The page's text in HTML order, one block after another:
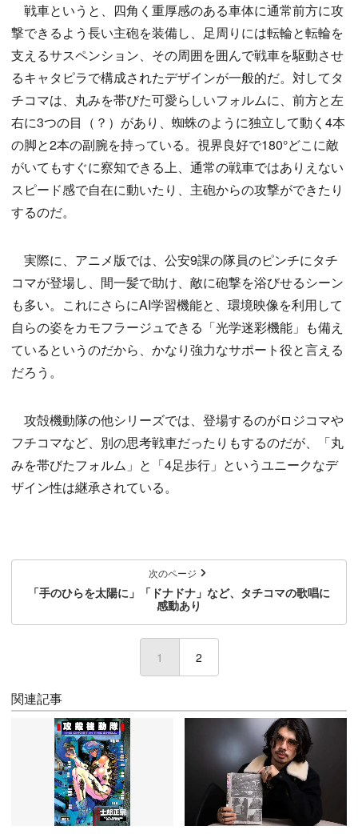
戦車というと、四角く重厚感のある車体に通常前方に攻
撃できるよう長い主砲を装備し、足周りには転輪と転輪を
支えるサスペンション、その周囲を囲んで戦車を駆動させ
るキャタピラで構成されたデザインが一般的だ。対してタ
チコマは、丸みを帯びた可愛らしいフォルムに、前方と左
右に3つの目（？）があり、蜘蛛のように独立して動く4本
の脚と2本の副腕を持っている。視界良好で180°どこに敵
がいてもすぐに察知できる上、通常の戦車ではありえない
スピード感で自在に動いたり、主砲からの攻撃ができたり
するのだ。
実際に、アニメ版では、公安9課の隊員のピンチにタチ
コマが登場し、間一髪で助け、敵に砲撃を浴びせるシーン
も多い。これにさらにAI学習機能と、環境映像を利用して
自らの姿をカモフラージュできる「光学迷彩機能」も備え
ているというのだから、かなり強力なサポート役と言える
だろう。
攻殻機動隊の他シリーズでは、登場するのがロジコマや
フチコマなど、別の思考戦車だったりもするのだが、「丸
みを帯びたフォルム」と「4足歩行」というユニークなデ
ザイン性は継承されている。
次のページ
「手のひらを太陽に」「ドナドナ」など、タチコマの歌唱に
感動あり
1 (current)
2
関連記事